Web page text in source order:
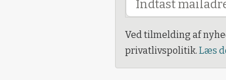
Ved tilmelding af
privatlivspolitik. Læs